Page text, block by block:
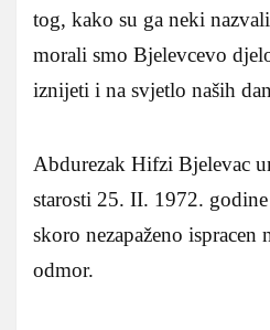
tog, kako su ga neki nazvali
morali smo Bjelevcevo
iznijeti i na svjetlo naših
Abdurezak Hifzi Bjelevac
starosti 25. II. 1972.
skoro nezapaženo ispracen
odmor.